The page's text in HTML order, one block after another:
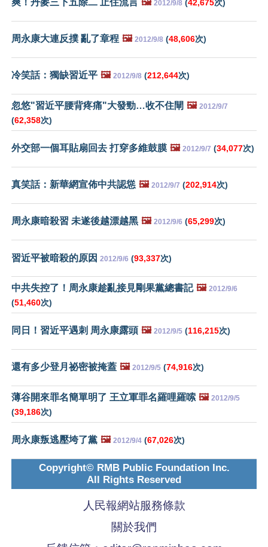
2012/9/8 (42,675次)
周永康大連反撲 亂了章程 🖼️ 2012/9/8 (48,606次)
冷笑話：獨缺習近平 🖼️ 2012/9/8 (212,644次)
忽悠"習近平腰背疼痛"大發勁…收不住閘 🖼️ 2012/9/7
(62,358次)
外交部一個耳貼扇回去 打穿多維鼓膜 🖼️ 2012/9/7 (34,077次)
真笑話：新華網宣佈中共認慫 🖼️ 2012/9/7 (202,914次)
周永康暗殺習 未遂後越漂越黑 🖼️ 2012/9/6 (65,299次)
習近平被暗殺的原因 2012/9/6 (93,337次)
中共失控了！周永康趁亂接見剛果黨總書記 🖼️ 2012/9/6
(51,460次)
同日！習近平遇刺 周永康露頭 🖼️ 2012/9/5 (116,215次)
還有多少登月祕密被掩蓋 🖼️ 2012/9/5 (74,916次)
薄谷開來罪名簡單明了 王立軍罪名羅哩羅嗦 🖼️ 2012/9/5
(39,186次)
周永康叛逃壓垮了黨 🖼️ 2012/9/4 (67,026次)
Copyright© RMB Public Foundation Inc.
All Rights Reserved
人民報網站服務條款
關於我們